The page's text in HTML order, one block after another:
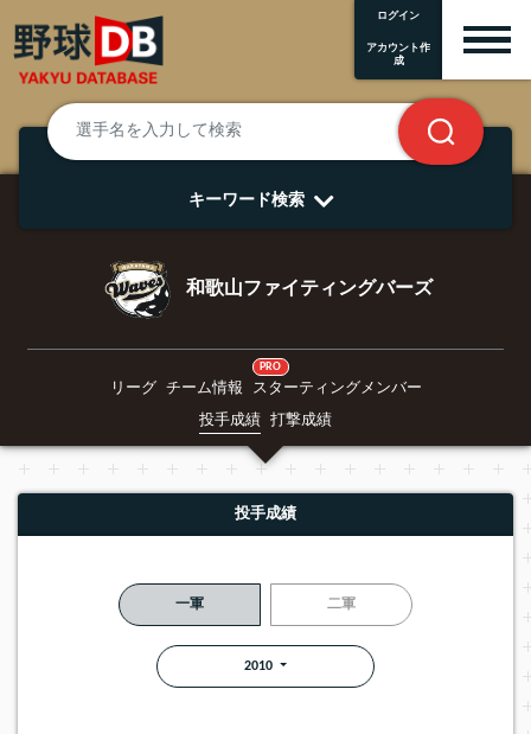
ログイン
アカウント作
成
キーワード検索
和歌山ファイティングバーズ
リーグ チーム情報
PRO
スターティングメンバー
投手成績 打撃成績
投手成績
一軍 二軍
2010